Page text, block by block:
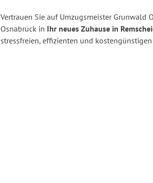
Vertrauen Sie auf Umzugsmeister Grunwald
Osnabrück in Ihr neues Zuhause in
stressfreien, effizienten und